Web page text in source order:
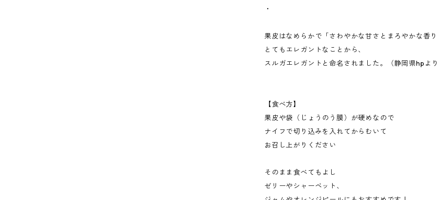
・
果皮はなめらかで「さわやかな甘さとまろやかな香り
とてもエレガントなことから、
スルガエレガントと命名されました。（静岡県hpより
【食べ方】
果皮や袋（じょうのう膜）が硬めなので
ナイフで切り込みを入れてからむいて
お召し上がりください
そのまま食べてもよし
ゼリーやシャーベット、